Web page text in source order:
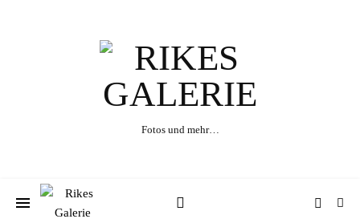
Fotos und mehr…